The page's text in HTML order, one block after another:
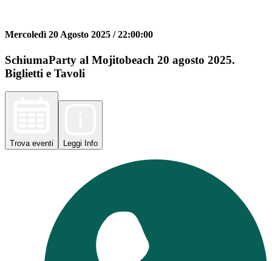
Mercoledì 20 Agosto 2025 /22:00:00
SchiumaParty al Mojitobeach 20 agosto 2025.
Biglietti e Tavoli
Trova eventi Leggi Info